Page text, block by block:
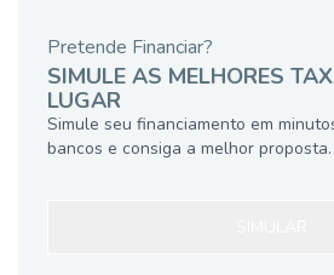
Pretende Financiar?
SIMULE AS MELHORES
LUGAR
Simule seu financiamento em
bancos e consiga a melhor proposta.